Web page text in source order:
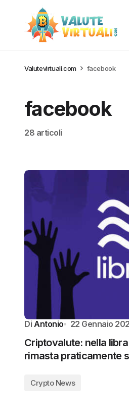
Valutevirtuali.com facebook
facebook
28 articoli
Di Antonio 22 Gennaio
Criptovalute: nella
rimasta praticamente
Crypto News